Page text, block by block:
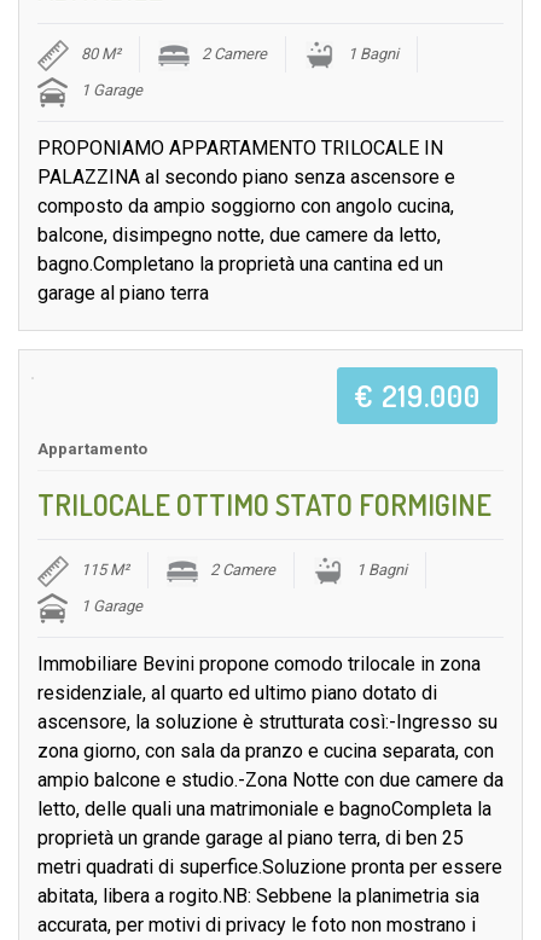
80 M² 2 Camere
1 Bagni
1 Garage
PROPONIAMO APPARTAMENTO TRILOCALE IN
PALAZZINA al secondo piano senza ascensore e
composto da ampio soggiorno con angolo cucina,
balcone, disimpegno notte, due camere da letto,
bagno.Completano la proprietà una cantina ed un
garage al piano terra
Appartamento
TRILOCALE OTTIMO STATO FORMIGINE
€ 219.000
115 M² 2 Camere
1 Bagni
1 Garage
Immobiliare Bevini propone comodo trilocale in zona
residenziale, al quarto ed ultimo piano dotato di
ascensore, la soluzione è strutturata così:-Ingresso su
zona giorno, con sala da pranzo e cucina separata, con
ampio balcone e studio.-Zona Notte con due camere da
letto, delle quali una matrimoniale e bagnoCompleta la
proprietà un grande garage al piano terra, di ben 25
metri quadrati di superfice.Soluzione pronta per essere
abitata, libera a rogito.NB: Sebbene la planimetria sia
accurata, per motivi di privacy le foto non mostrano i